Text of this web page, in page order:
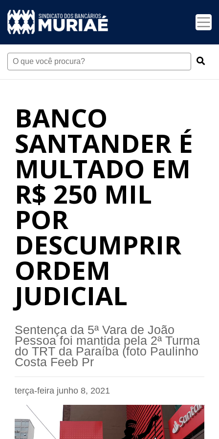
BANCO
SANTANDER É
MULTADO EM
R$ 250 MIL
POR
DESCUMPRIR
ORDEM
JUDICIAL
Sentença da 5ª Vara de João
Pessoa foi mantida pela 2ª Turma
do TRT da Paraíba (foto Paulinho
Costa Feeb Pr
terça-feira junho 8, 2021